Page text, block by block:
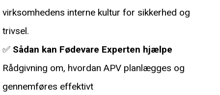
virksomhedens interne kultur for sikkerhed og
trivsel.
✅ Sådan kan Fødevare Experten hjælpe
Rådgivning om, hvordan APV planlægges og
gennemføres effektivt